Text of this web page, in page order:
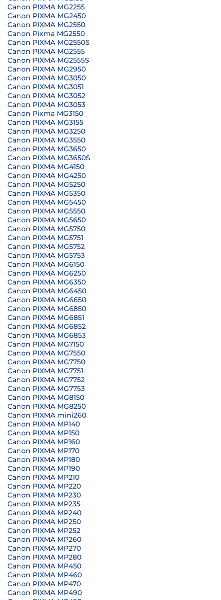
Canon PIXMA MG2255
Canon PIXMA MG2450
Canon PIXMA MG2550
Canon Pixma MG2550
Canon PIXMA MG2550S
Canon PIXMA MG2555
Canon PIXMA MG2555S
Canon PIXMA MG2950
Canon PIXMA MG3050
Canon PIXMA MG3051
Canon PIXMA MG3052
Canon PIXMA MG3053
Canon Pixma MG3150
Canon PIXMA MG3155
Canon PIXMA MG3250
Canon PIXMA MG3550
Canon PIXMA MG3650
Canon PIXMA MG3650S
Canon PIXMA MG4150
Canon PIXMA MG4250
Canon PIXMA MG5250
Canon PIXMA MG5350
Canon PIXMA MG5450
Canon PIXMA MG5550
Canon PIXMA MG5650
Canon PIXMA MG5750
Canon PIXMA MG5751
Canon PIXMA MG5752
Canon PIXMA MG5753
Canon PIXMA MG6150
Canon PIXMA MG6250
Canon PIXMA MG6350
Canon PIXMA MG6450
Canon PIXMA MG6650
Canon PIXMA MG6850
Canon PIXMA MG6851
Canon PIXMA MG6852
Canon PIXMA MG6853
Canon PIXMA MG7150
Canon PIXMA MG7550
Canon PIXMA MG7750
Canon PIXMA MG7751
Canon PIXMA MG7752
Canon PIXMA MG7753
Canon PIXMA MG8150
Canon PIXMA MG8250
Canon PIXMA mini260
Canon PIXMA MP140
Canon PIXMA MP150
Canon PIXMA MP160
Canon PIXMA MP170
Canon PIXMA MP180
Canon PIXMA MP190
Canon PIXMA MP210
Canon PIXMA MP220
Canon PIXMA MP230
Canon PIXMA MP235
Canon PIXMA MP240
Canon PIXMA MP250
Canon PIXMA MP252
Canon PIXMA MP260
Canon PIXMA MP270
Canon PIXMA MP280
Canon PIXMA MP450
Canon PIXMA MP460
Canon PIXMA MP470
Canon PIXMA MP490